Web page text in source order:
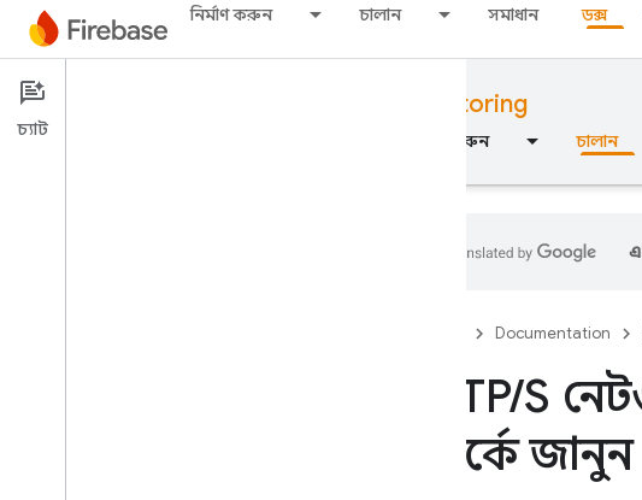
নির্মাণ করুন চালান সমাধান ডক্স
Documentation Performance Monitoring
ওভারভিউ নির্মাণ করুন চালান
Documentation
HTTP/S
সম্পর্কে
চ্যাট